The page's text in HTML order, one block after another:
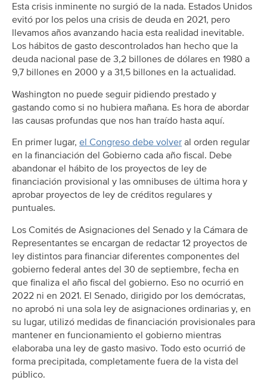
Esta crisis inminente no surgió de la nada. Estados Unidos
evitó por los pelos una crisis de deuda en 2021, pero
llevamos años avanzando hacia esta realidad inevitable.
Los hábitos de gasto descontrolados han hecho que la
deuda nacional pase de 3,2 billones de dólares en 1980 a
9,7 billones en 2000 y a 31,5 billones en la actualidad.
Washington no puede seguir pidiendo prestado y
gastando como si no hubiera mañana. Es hora de abordar
las causas profundas que nos han traído hasta aquí.
En primer lugar, el Congreso debe volver al orden regular
en la financiación del Gobierno cada año fiscal. Debe
abandonar el hábito de los proyectos de ley de
financiación provisional y las omnibuses de última hora y
aprobar proyectos de ley de créditos regulares y
puntuales.
Los Comités de Asignaciones del Senado y la Cámara de
Representantes se encargan de redactar 12 proyectos de
ley distintos para financiar diferentes componentes del
gobierno federal antes del 30 de septiembre, fecha en
que finaliza el año fiscal del gobierno. Eso no ocurrió en
2022 ni en 2021. El Senado, dirigido por los demócratas,
no aprobó ni una sola ley de asignaciones ordinarias y, en
su lugar, utilizó medidas de financiación provisionales para
mantener en funcionamiento el gobierno mientras
elaboraba una ley de gasto masivo. Todo esto ocurrió de
forma precipitada, completamente fuera de la vista del
público.